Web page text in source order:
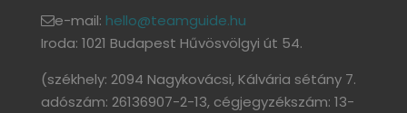
e-mail: hello@teamguide.hu
Iroda: 1021 Budapest Hűvösvölgyi út 54.
(székhely: 2094 Nagykovácsi, Kálvária sétány 7.
adószám: 26136907-2-13, cégjegyzékszám: 13-